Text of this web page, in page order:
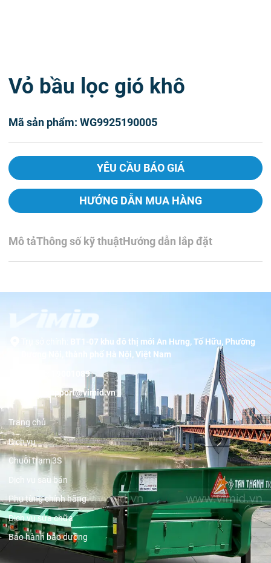
Vỏ bầu lọc gió khô
Mã sản phẩm: WG9925190005
YÊU CẦU BÁO GIÁ
HƯỚNG DẪN MUA HÀNG
Mô tảThông số kỹ thuậtHướng dẫn lắp đặt
BT1-07 khu đô thị mới An Hưng, Tố Hữu, Phường
Dương Nội, thành phố Hà Nội, Việt Nam
19001089
support@vimid.vn
Trang chủ
Dịch vụ
Chuỗi trạm 3S
Dịch vụ sau bán
Phụ tùng chính hãng
Dịch vụ sửa chữa
Bảo hành bảo dưỡng